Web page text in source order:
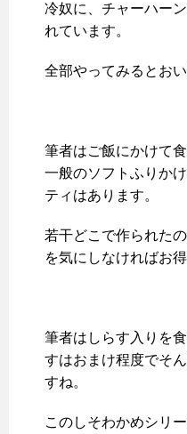
冷奴に、チャーハー
れています。
全部やってみるとお
筆者はご飯にかけて
一般のソフトふりか
ティはあります。
若干どこで作られた
を気にしなければお
筆者はしらす入りを
すはおまけ程度でそ
すね。
このしそわかめシリ